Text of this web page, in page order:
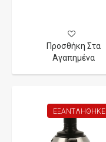
Προσθήκη Στα
Αγαπημένα
ΕΞΑΝΤΛΉΘΗΚΕ